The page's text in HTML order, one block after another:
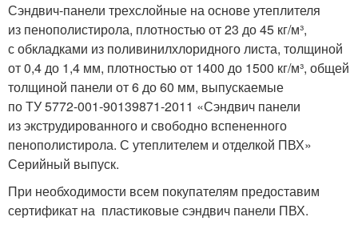
Сэндвич-панели трехслойные на основе утеплителя
из пенополистирола, плотностью от 23 до 45 кг/м³,
с обкладками из поливинилхлоридного листа, толщиной
от 0,4 до 1,4 мм, плотностью от 1400 до 1500 кг/м³, общей
толщиной панели от 6 до 60 мм, выпускаемые
по ТУ 5772-001-90139871-2011 «Сэндвич панели
из экструдированного и свободно вспененного
пенополистирола. С утеплителем и отделкой ПВХ»
Серийный выпуск.
При необходимости всем покупателям предоставим
сертификат на пластиковые сэндвич панели ПВХ.